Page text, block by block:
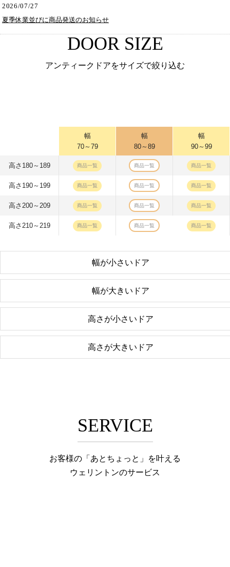
2026/07/27
夏季休業並びに商品発送のお知らせ
DOOR SIZE
アンティークドアをサイズで絞り込む
幅
70～79
幅
80～89
幅
90～99
高さ180～189 商品一覧 商品一覧 商品一覧
高さ190～199 商品一覧 商品一覧 商品一覧
高さ200～209 商品一覧 商品一覧 商品一覧
高さ210～219 商品一覧 商品一覧 商品一覧
幅が小さいドア
幅が大きいドア
高さが小さいドア
高さが大きいドア
SERVICE
お客様の「あとちょっと」を叶える
ウェリントンのサービス